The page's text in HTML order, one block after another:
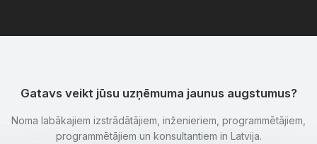
Gatavs veikt jūsu uzņēmuma jaunus augstumus?
Noma labākajiem izstrādātājiem, inženieriem, programmētājiem,
programmētājiem un konsultantiem in Latvija.